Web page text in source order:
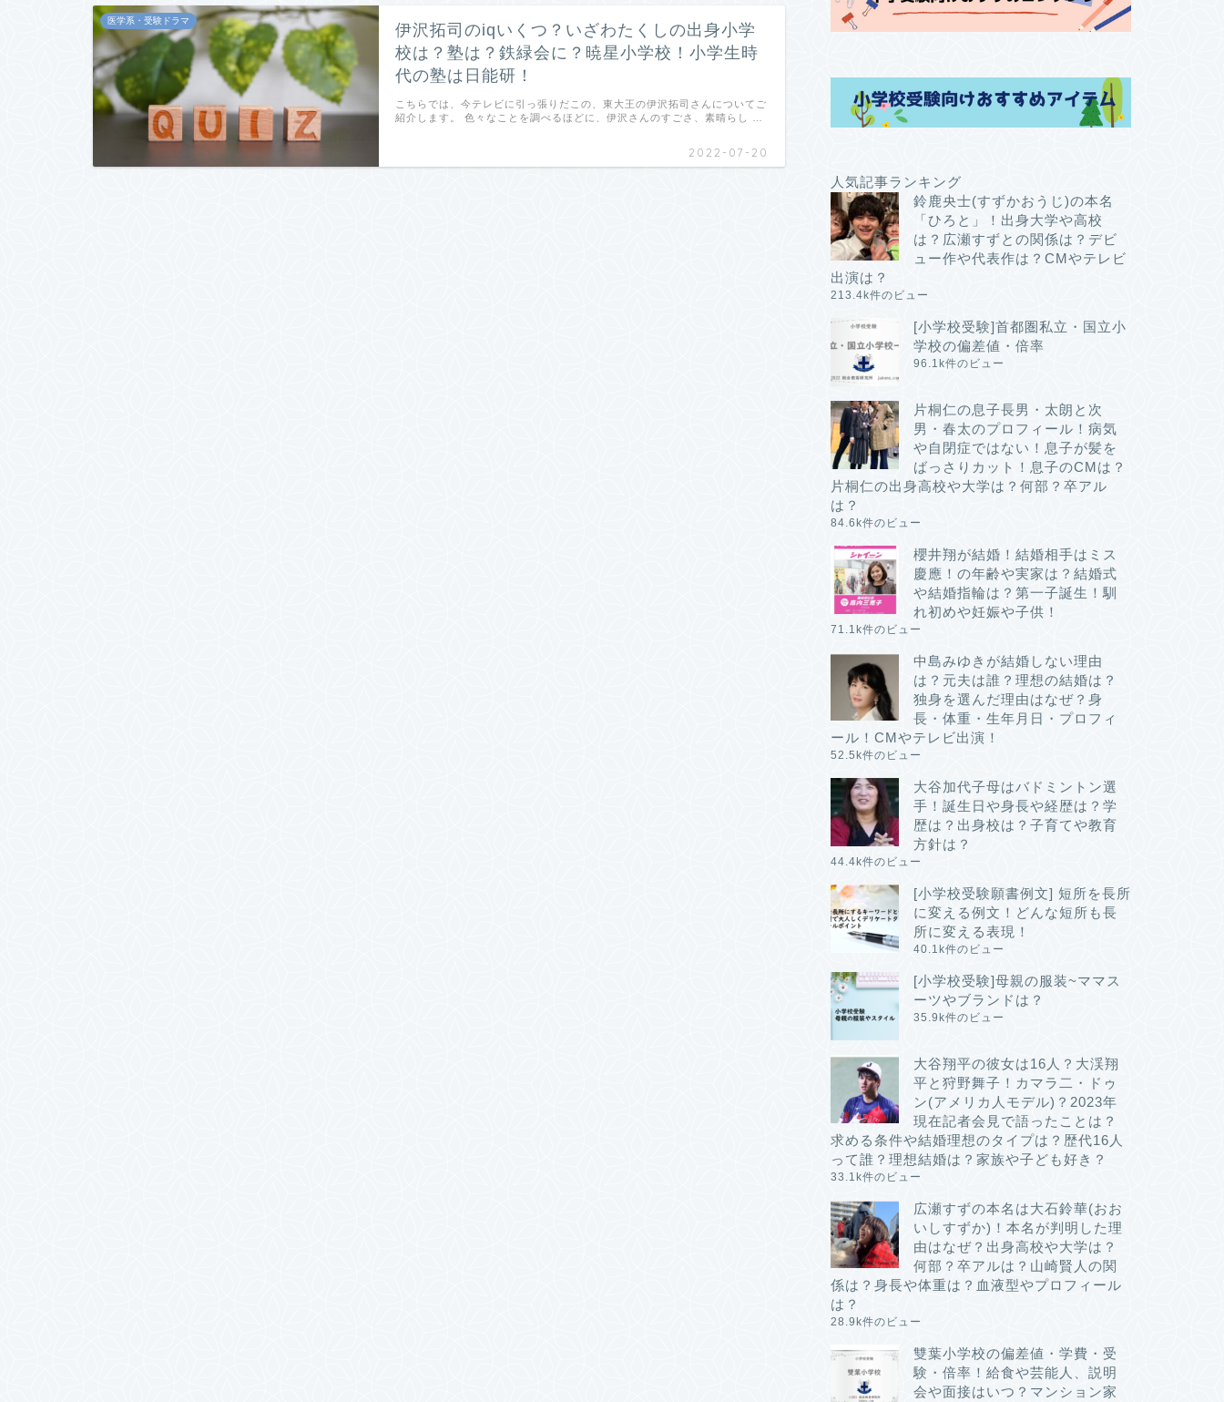
医学系・受験ドラマ
伊沢拓司のiqいくつ？いざわたくしの出身小学
校は？塾は？鉄緑会に？暁星小学校！小学生時
代の塾は日能研！
2022-07-20
こちらでは、今テレビに引っ張りだこの、東大王の伊沢拓司さんについてご
紹介します。 色々なことを調べるほどに、伊沢さんのすごさ、素晴らし …
人気記事ランキング
鈴鹿央士(すずかおうじ)の本名
「ひろと」！出身大学や高校
は？広瀬すずとの関係は？デビ
ュー作や代表作は？CMやテレビ
出演は？
213.4k件のビュー
[小学校受験]首都圏私立・国立小
学校の偏差値・倍率
96.1k件のビュー
片桐仁の息子長男・太朗と次
男・春太のプロフィール！病気
や自閉症ではない！息子が髪を
ばっさりカット！息子のCMは？
片桐仁の出身高校や大学は？何部？卒アル
は？
84.6k件のビュー
櫻井翔が結婚！結婚相手はミス
慶應！の年齢や実家は？結婚式
や結婚指輪は？第一子誕生！馴
れ初めや妊娠や子供！
71.1k件のビュー
中島みゆきが結婚しない理由
は？元夫は誰？理想の結婚は？
独身を選んだ理由はなぜ？身
長・体重・生年月日・プロフィ
ール！CMやテレビ出演！
52.5k件のビュー
大谷加代子母はバドミントン選
手！誕生日や身長や経歴は？学
歴は？出身校は？子育てや教育
方針は？
44.4k件のビュー
[小学校受験願書例文] 短所を長所
に変える例文！どんな短所も長
所に変える表現！
40.1k件のビュー
[小学校受験]母親の服装~ママス
ーツやブランドは？
35.9k件のビュー
大谷翔平の彼女は16人？大渓翔
平と狩野舞子！カマラ二・ドゥ
ン(アメリカ人モデル)？2023年
現在記者会見で語ったことは？
求める条件や結婚理想のタイプは？歴代16人
って誰？理想結婚は？家族や子ども好き？
33.1k件のビュー
広瀬すずの本名は大石鈴華(おお
いしすずか)！本名が判明した理
由はなぜ？出身高校や大学は？
何部？卒アルは？山崎賢人の関
係は？身長や体重は？血液型やプロフィール
は？
28.9k件のビュー
雙葉小学校の偏差値・学費・受
験・倍率！給食や芸能人、説明
会や面接はいつ？マンション家